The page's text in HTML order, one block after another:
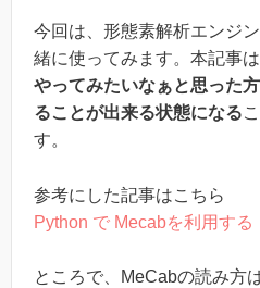
今回は、形態素解析エンジ
緒に使ってみます。本記事は
やってみたいなぁと思った
ることが出来る状態になる
す。
参考にした記事はこちら
Python で Mecabを利用する
ところで、MeCabの読み方